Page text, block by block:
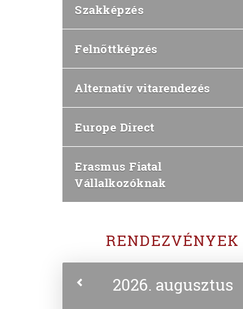
Szakképzés
Felnőttképzés
Alternatív vitarendezés
Europe Direct
Erasmus Fiatal
Vállalkozóknak
RENDEZVÉNYEK
2026. augusztus